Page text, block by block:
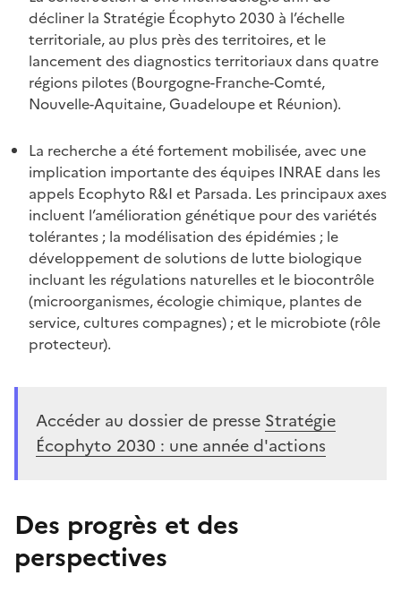
décliner la Stratégie Écophyto 2030 à l’échelle
territoriale, au plus près des territoires, et le
lancement des diagnostics territoriaux dans quatre
régions pilotes (Bourgogne-Franche-Comté,
Nouvelle-Aquitaine, Guadeloupe et Réunion).
La recherche a été fortement mobilisée, avec une
implication importante des équipes INRAE dans les
appels Ecophyto R&I et Parsada. Les principaux axes
incluent l’amélioration génétique pour des variétés
tolérantes ; la modélisation des épidémies ; le
développement de solutions de lutte biologique
incluant les régulations naturelles et le biocontrôle
(microorganismes, écologie chimique, plantes de
service, cultures compagnes) ; et le microbiote (rôle
protecteur).
Accéder au dossier de presse Stratégie
Écophyto 2030 : une année d'actions
Des progrès et des
perspectives